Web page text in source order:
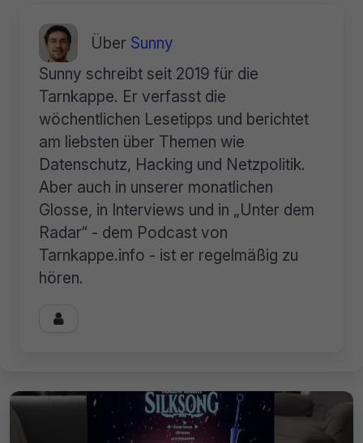
Über Sunny
Sunny schreibt seit 2019 für die
Tarnkappe. Er verfasst die
wöchentlichen Lesetipps und berichtet
am liebsten über Themen wie
Datenschutz, Hacking und Netzpolitik.
Aber auch in unserer monatlichen
Glosse, in Interviews und in „Unter dem
Radar“ - dem Podcast von
Tarnkappe.info - ist er regelmäßig zu
hören.
